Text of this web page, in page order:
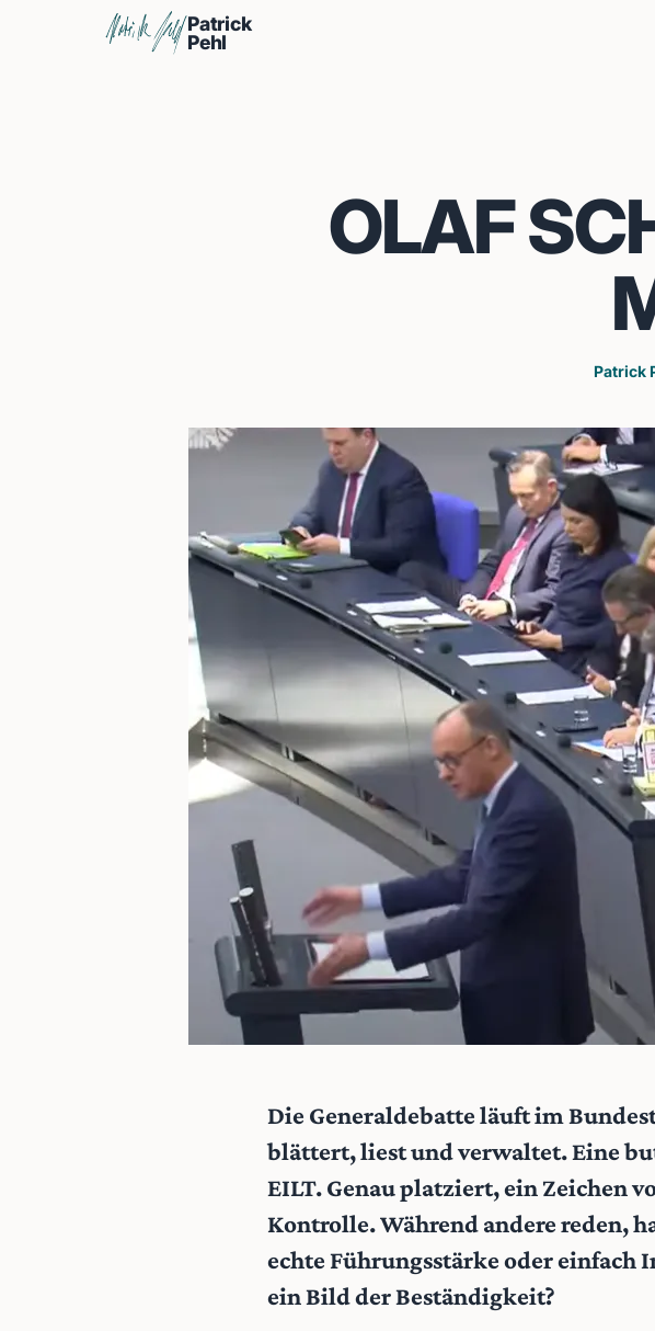
Patrick
Pehl
OLAF
Patrick
Die Generaldebatte läuft im
blättert, liest und verwaltet. Eine
EILT. Genau platziert, ein Zeichen
Kontrolle. Während andere reden,
echte Führungsstärke oder einfach
ein Bild der Beständigkeit?